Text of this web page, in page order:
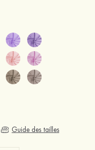
Guide des tailles